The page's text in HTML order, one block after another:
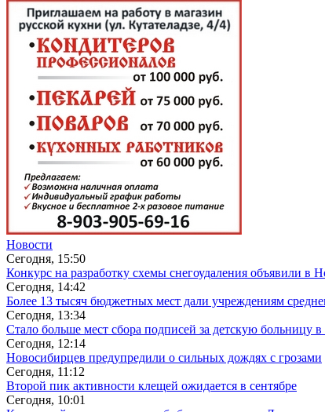
Новости
Сегодня, 15:50
Конкурс на разработку схемы снегоудаления объявили в
Сегодня, 14:42
Более 13 тысяч бюджетных мест дали учреждениям
Сегодня, 13:34
Стало больше мест сбора подписей за детскую больницу
Сегодня, 12:14
Новосибирцев предупредили о сильных дождях с грозами
Сегодня, 11:12
Второй пик активности клещей ожидается в сентябре
Сегодня, 10:01